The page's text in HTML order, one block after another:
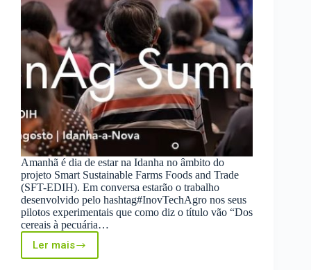
Amanhã é dia de estar na Idanha no âmbito do
projeto Smart Sustainable Farms Foods and Trade
(SFT-EDIH). Em conversa estarão o trabalho
desenvolvido pelo hashtag#InovTechAgro nos seus
pilotos experimentais que como diz o título vão “Dos
cereais à pecuária…
Ler mais
Smart
Sustainable